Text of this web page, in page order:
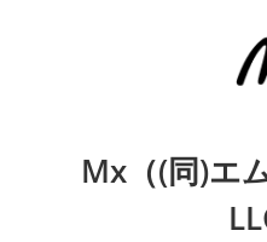
Mx（(同)エ